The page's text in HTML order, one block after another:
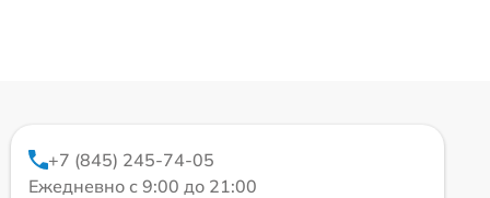
+7 (845) 245-74-05
Ежедневно с 9:00 до 21:00